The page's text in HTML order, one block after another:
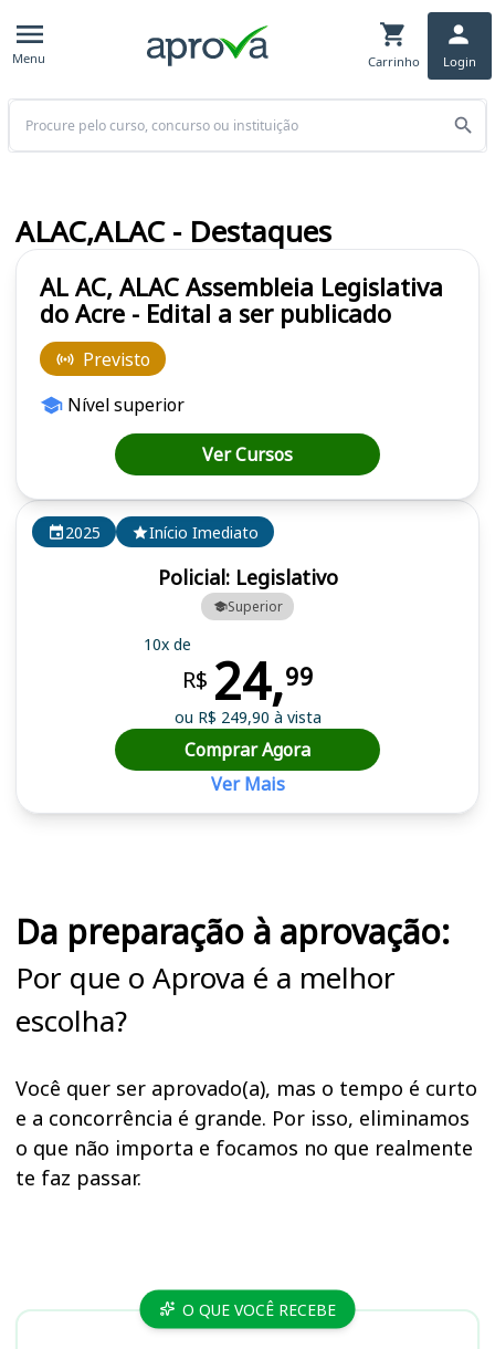
Menu Carrinho Login
Buscar
2025 Início Imediato
Policial: Legislativo
Superior
10x de
R$ 24,99
ou R$ 249,90 à vista
Comprar Agora
Ver Mais
AL AC, ALAC Assembleia Legislativa
do Acre - Edital a ser publicado
Previsto
Nível superior
Ver Cursos
ALAC,ALAC - Destaques
Da preparação à aprovação:
Por que o Aprova é a melhor
escolha?
Você quer ser aprovado(a), mas o tempo é curto
e a concorrência é grande. Por isso, eliminamos
o que não importa e focamos no que realmente
te faz passar.
Cursos AL AC, ALAC
O QUE VOCÊ RECEBE